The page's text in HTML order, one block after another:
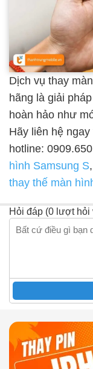
Dịch vụ thay
hãng là giải
hoàn hảo như
Hãy liên hệ
hotline:
hình Samsung S
thay thế màn
Hỏi đáp (0 lượt hỏi